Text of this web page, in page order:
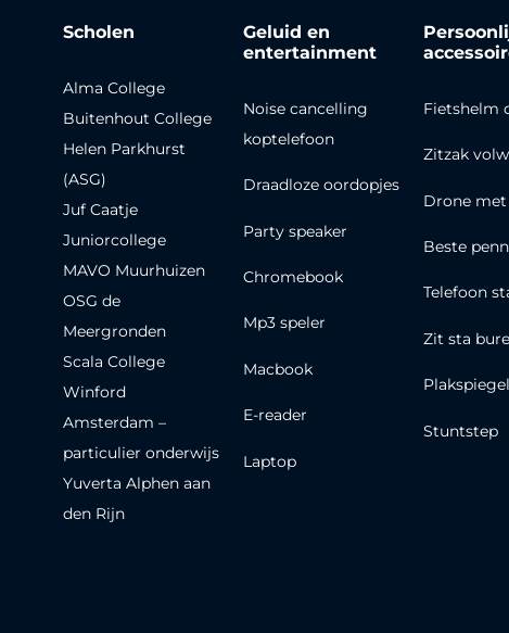
Scholen
Alma College
Buitenhout College
Helen Parkhurst
(ASG)
Juf Caatje
Juniorcollege
MAVO Muurhuizen
OSG de
Meergronden
Scala College
Winford
Amsterdam –
particulier onderwijs
Yuverta Alphen aan
den Rijn
Geluid en
entertainment
Noise cancelling
koptelefoon
Draadloze oordopjes
Party speaker
Chromebook
Mp3 speler
Macbook
E-reader
Laptop
Fietshelm
Zitzak
Drone met
Beste
Telefoon
Zit sta
Plakspiegel
Stuntstep